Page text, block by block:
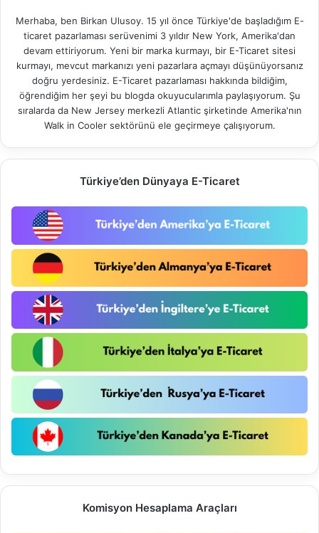
Merhaba, ben Birkan Ulusoy. 15 yıl önce Türkiye'de başladığım E-
ticaret pazarlaması serüvenimi 3 yıldır New York, Amerika'dan
devam ettiriyorum. Yeni bir marka kurmayı, bir E-Ticaret sitesi
kurmayı, mevcut markanızı yeni pazarlara açmayı düşünüyorsanız
doğru yerdesiniz. E-Ticaret pazarlaması hakkında bildiğim,
öğrendiğim her şeyi bu blogda okuyucularımla paylaşıyorum. Şu
sıralarda da New Jersey merkezli Atlantic şirketinde Amerika'nın
Walk in Coolersektörünü ele geçirmeye çalışıyorum.
Türkiye’den Dünyaya E-Ticaret
Komisyon Hesaplama Araçları